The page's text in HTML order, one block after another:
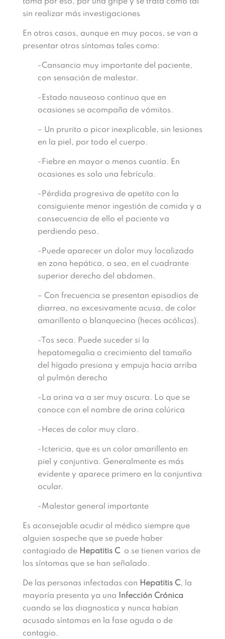
sin realizar más investigaciones
En otros casos, aunque en muy pocos, se van a
presentar otros síntomas tales como:
-Cansancio muy importante del paciente,
con sensación de malestar.
-Estado nauseoso continuo que en
ocasiones se acompaña de vómitos.
– Un prurito o picor inexplicable, sin lesiones
en la piel, por todo el cuerpo.
-Fiebre en mayor o menos cuantía. En
ocasiones es solo una febrícula.
-Pérdida progresiva de apetito con la
consiguiente menor ingestión de comida y a
consecuencia de ello el paciente va
perdiendo peso.
-Puede aparecer un dolor muy localizado
en zona hepática, o sea, en el cuadrante
superior derecho del abdomen.
– Con frecuencia se presentan episodios de
diarrea, no excesivamente acusa, de color
amarillento o blanquecino (heces acólicas).
-Tos seca. Puede suceder si la
hepatomegalia o crecimiento del tamaño
del hígado presiona y empuja hacia arriba
al pulmón derecho
-La orina va a ser muy oscura. Lo que se
conoce con el nombre de orina colúrica
-Heces de color muy claro.
-Ictericia, que es un color amarillento en
piel y conjuntiva. Generalmente es más
evidente y aparece primero en la conjuntiva
ocular.
-Malestar general importante
Es aconsejable acudir al médico siempre que
alguien sospeche que se puede haber
contagiado de Hepatitis Co se tienen varios de
los síntomas que se han señalado.
De las personas infectadas con Hepatitis C, la
mayoría presenta ya una Infección Crónica
cuando se las diagnostica y nunca habían
acusado síntomas en la fase aguda o de
contagio.